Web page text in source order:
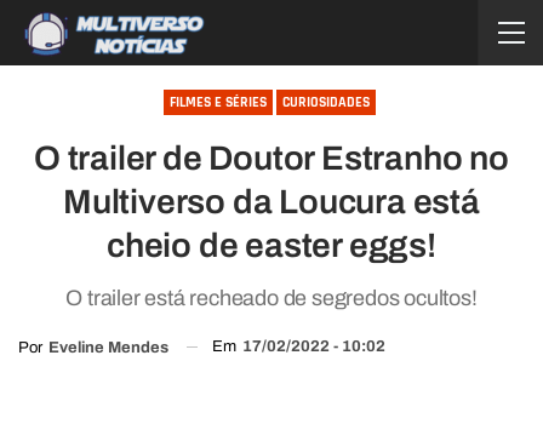
FILMES E SÉRIES CURIOSIDADES
O trailer de Doutor Estranho no
Multiverso da Loucura está
cheio de easter eggs!
O trailer está recheado de segredos ocultos!
Por Eveline Mendes Em 17/02/2022 - 10:02